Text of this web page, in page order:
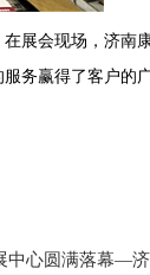
展会现场，济南
务赢得了客户的
中心圆满落幕—